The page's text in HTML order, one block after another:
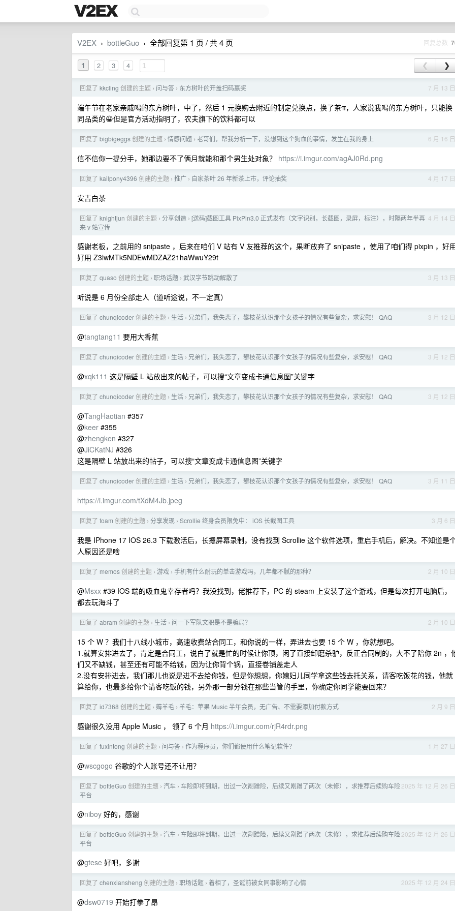
V2EX › bottleGuo › 全部回复第 1 页 / 共 4 页 回复总数
1 2 3 4 ❮ ❯
7 月 13 日
回复了 kkcling 创建的主题 › 问与答 › 东方树叶的开盖扫码赢奖
端午节在老家亲戚喝的东方树叶，中了，然后 1 元换购去附近的制定兑换点，换了茶π，人家说我喝的东方树叶，只能换
同品类的😀但是官方活动指明了，农夫旗下的饮料都可以
6 月 16 日
回复了 bigbigeggs创建的主题 › 情感问题 › 老哥们，帮我分析一下，没想到这个狗血的事情，发生在我的身上
信不信你一提分手，她那边要不了俩月就能和那个男生处对象？ https://i.imgur.com/agAJ0Rd.png
4 月 17 日
回复了 kailpony4396 创建的主题 › 推广 › 自家茶叶 26 年新茶上市，评论抽奖
安吉白茶
4 月 14 日
回复了 knightjun 创建的主题 › 分享创造 › [送码]截图工具 PixPin3.0 正式发布（文字识别，长截图，录屏，标注），时隔两年半再
来 v 站宣传
感谢老板，之前用的 snipaste ，后来在咱们 V 站有 V 友推荐的这个，果断放弃了 snipaste ，使用了咱们得 pixpin ，好
好用 Z3lwMTk5NDEwMDZAZ21haWwuY29t
3 月 13 日
回复了 quaso 创建的主题 › 职场话题 › 武汉字节跳动解散了
听说是 6 月份全部走人（道听途说，不一定真）
3 月 12 日
回复了 chunqicoder创建的主题 › 生活 › 兄弟们，我失恋了，攀枝花认识那个女孩子的情况有些复杂，求安慰！ QAQ
@tangtang11 要用大香蕉
3 月 12 日
回复了 chunqicoder创建的主题 › 生活 › 兄弟们，我失恋了，攀枝花认识那个女孩子的情况有些复杂，求安慰！ QAQ
@xqk111 这是隔壁 L 站放出来的帖子，可以搜“文章变成卡通信息图”关键字
3 月 12 日
回复了 chunqicoder创建的主题 › 生活 › 兄弟们，我失恋了，攀枝花认识那个女孩子的情况有些复杂，求安慰！ QAQ
@TangHaotian #357
@keer #355
@zhengken #327
@JiCKatNJ #326
这是隔壁 L 站放出来的帖子，可以搜“文章变成卡通信息图”关键字
3 月 11 日
回复了 chunqicoder创建的主题 › 生活 › 兄弟们，我失恋了，攀枝花认识那个女孩子的情况有些复杂，求安慰！ QAQ
https://i.imgur.com/tXdM4Jb.jpeg
3 月 6 日
回复了 foam 创建的主题 › 分享发现 › Scrollie 终身会员限免中： iOS 长截图工具
我是 IPhone 17 IOS 26.3 下载激活后，长摁屏幕录制，没有找到 Scrollie 这个软件选项，重启手机后，解决。不知道是
人原因还是啥
2 月 10 日
回复了 memos创建的主题 › 游戏 › 手机有什么耐玩的单击游戏吗，几年都不腻的那种？
@Msxx #39 IOS 端的吸血鬼幸存者吗？我没找到，佬推荐下，PC 的 steam 上安装了这个游戏，但是每次打开电脑后，
都去玩海斗了
2 月 10 日
回复了 abram 创建的主题 › 生活 › 问一下军队文职是不是骗局？
15 个 W ？我们十八线小城市，高速收费站合同工，和你说的一样，弄进去也要 15 个 W ，你就想吧。
1.就算安排进去了，肯定是合同工，说白了就是忙的时候让你顶，闲了直接卸磨杀驴，反正合同制的，大不了陪你 2n ，
们又不缺钱，甚至还有可能不给钱，因为让你背个锅，直接卷铺盖走人
2.没有安排进去，我们那儿也说是进不去给你钱，但是你想想，你媳妇儿同学拿这些钱去托关系，请客吃饭花的钱，他就
算给你，也最多给你个请客吃饭的钱，另外那一部分钱在那些当管的手里，你确定你同学能要回来？
2 月 9 日
回复了 id7368 创建的主题 › 薅羊毛 › 羊毛：苹果 Music 半年会员，无广告、不需要添加付款方式
感谢很久没用 Apple Music ， 领了 6 个月 https://i.imgur.com/rjR4rdr.png
1 月 27 日
回复了 fuxintong 创建的主题 › 问与答 › 作为程序员，你们都使用什么笔记软件？
@wscgogo 谷歌的个人账号还不让用？
2025 年 12 月 26 日
回复了 bottleGuo 创建的主题 › 汽车 › 车险即将到期，出过一次剐蹭险，后续又剐蹭了两次（未修），求推荐后续购车险
平台
@niboy 好的，感谢
2025 年 12 月 26 日
回复了 bottleGuo 创建的主题 › 汽车 › 车险即将到期，出过一次剐蹭险，后续又剐蹭了两次（未修），求推荐后续购车险
平台
@gtese 好吧，多谢
2025 年 12 月 24 日
回复了 chenxiansheng 创建的主题 › 职场话题 › 着相了，圣诞前被女同事影响了心情
@dsw0719 开始打拳了昂